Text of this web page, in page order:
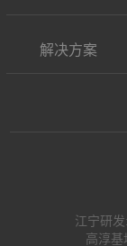
解决方案
江宁研
高淳